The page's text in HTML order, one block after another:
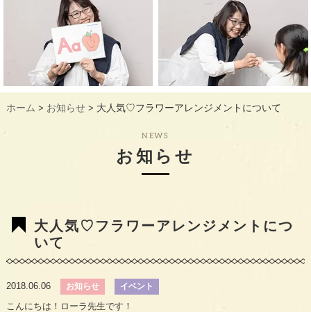
Heartの想い HOPE
クラス紹介 CLASS
先生紹介 INSTRUCTORS
ギャラリー GALLERY
ホーム > お知らせ> 大人気♡フラワーアレンジメントについて
NEWS
お知らせ
大人気♡フラワーアレンジメントにつ
いて
2018.06.06 お知らせ イベント
こんにちは！ローラ先生です！